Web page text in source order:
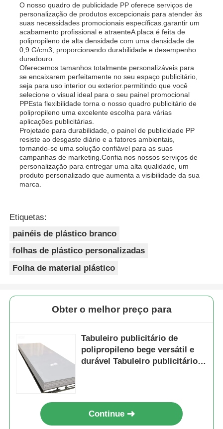
O nosso quadro de publicidade PP oferece serviços de
personalização de produtos excepcionais para atender às
suas necessidades promocionais específicas.garantir um
acabamento profissional e atraenteA placa é feita de
polipropileno de alta densidade com uma densidade de
0,9 G/cm3, proporcionando durabilidade e desempenho
duradouro.
Oferecemos tamanhos totalmente personalizáveis para
se encaixarem perfeitamente no seu espaço publicitário,
seja para uso interior ou exterior.permitindo que você
selecione o visual ideal para o seu painel promocional
PPEsta flexibilidade torna o nosso quadro publicitário de
polipropileno uma excelente escolha para várias
aplicações publicitárias.
Projetado para durabilidade, o painel de publicidade PP
resiste ao desgaste diário e a fatores ambientais,
tornando-se uma solução confiável para as suas
campanhas de marketing.Confia nos nossos serviços de
personalização para entregar uma alta qualidade, um
produto personalizado que aumenta a visibilidade da sua
marca.
Etiquetas:
painéis de plástico branco
folhas de plástico personalizadas
Folha de material plástico
Obter o melhor preço para
Tabuleiro publicitário de
polipropileno bege versátil e
durável Tabuleiro publicitário
Continue